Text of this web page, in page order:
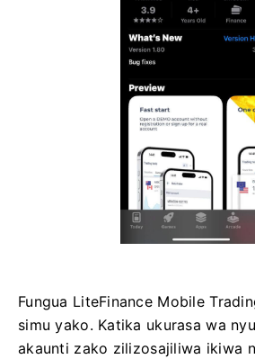
Fungua LiteFinance Mobile
simu yako. Katika ukurasa wa
akaunti zako zilizosajiliwa ikiwa